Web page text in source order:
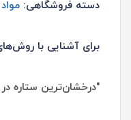
دسته فروشگاهی:
برای آشنایی با
"درخشان‌ترین ستاره